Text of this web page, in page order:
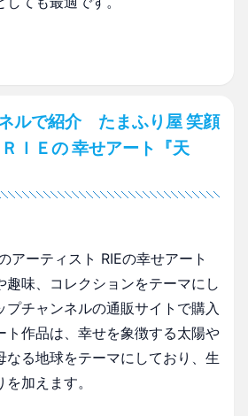
ルで紹介 たまふり屋 笑顔
ＩＥの 幸せアート『天
アーティスト RIEの幸せアート
趣味、コレクションをテーマにし
プチャンネルの通販サイトで購入
ト作品は、幸せを象徴する太陽や
なる地球をテーマにしており、生
加えます。